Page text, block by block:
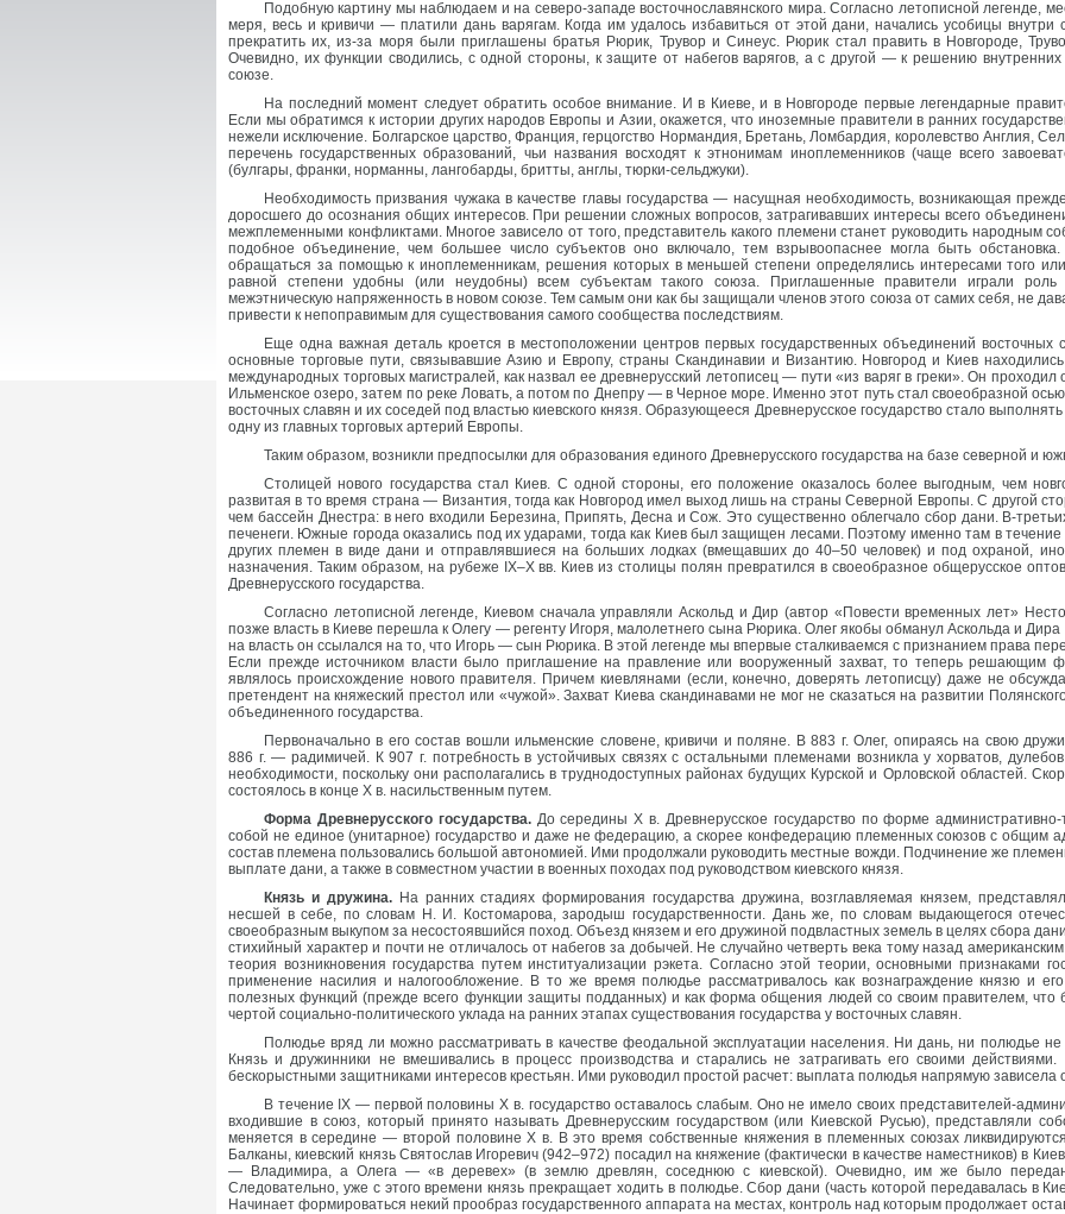
Подобную картину мы наблюдаем и на северо-западе восточнославянского мира. Согласно летописной легенде,
меря, весь и кривичи — платили дань варягам. Когда им удалось избавиться от этой дани, начались усобицы
прекратить их, из-за моря были приглашены братья Рюрик, Трувор и Синеус. Рюрик стал править в Новгороде,
Очевидно, их функции сводились, с одной стороны, к защите от набегов варягов, а с другой — к решению
союзе.
На последний момент следует обратить особое внимание. И в Киеве, и в Новгороде первые легендарные
Если мы обратимся к истории других народов Европы и Азии, окажется, что иноземные правители в ранних
нежели исключение. Болгарское царство, Франция, герцогство Нормандия, Бретань, Ломбардия, королевство Англия,
перечень государственных образований, чьи названия восходят к этнонимам иноплеменников (чаще всего
(булгары, франки, норманны, лангобарды, бритты, англы, тюрки-сельджуки).
Необходимость призвания чужака в качестве главы государства — насущная необходимость, возникающая
доросшего до осознания общих интересов. При решении сложных вопросов, затрагивавших интересы всего
межплеменными конфликтами. Многое зависело от того, представитель какого племени станет руководить народным
подобное объединение, чем большее число субъектов оно включало, тем взрывоопаснее могла быть
обращаться за помощью к иноплеменникам, решения которых в меньшей степени определялись интересами того
равной степени удобны (или неудобны) всем субъектам такого союза. Приглашенные правители играли роль
межэтническую напряженность в новом союзе. Тем самым они как бы защищали членов этого союза от самих себя, не
привести к непоправимым для существования самого сообщества последствиям.
Еще одна важная деталь кроется в местоположении центров первых государственных объединений восточных
основные торговые пути, связывавшие Азию и Европу, страны Скандинавии и Византию. Новгород и Киев
международных торговых магистралей, как назвал ее древнерусский летописец — пути «из варяг в греки». Он проходил
Ильменское озеро, затем по реке Ловать, а потом по Днепру — в Черное море. Именно этот путь стал своеобразной
восточных славян и их соседей под властью киевского князя. Образующееся Древнерусское государство стало
одну из главных торговых артерий Европы.
Таким образом, возникли предпосылки для образования единого Древнерусского государства на базе северной и
Столицей нового государства стал Киев. С одной стороны, его положение оказалось более выгодным, чем
развитая в то время страна — Византия, тогда как Новгород имел выход лишь на страны Северной Европы. С другой
чем бассейн Днестра: в него входили Березина, Припять, Десна и Сож. Это существенно облегчало сбор дани. В-
печенеги. Южные города оказались под их ударами, тогда как Киев был защищен лесами. Поэтому именно там в
других племен в виде дани и отправлявшиеся на больших лодках (вмещавших до 40–50 человек) и под охраной,
назначения. Таким образом, на рубеже IX–X вв. Киев из столицы полян превратился в своеобразное общерусское
Древнерусского государства.
Согласно летописной легенде, Киевом сначала управляли Аскольд и Дир (автор «Повести временных лет»
позже власть в Киеве перешла к Олегу — регенту Игоря, малолетнего сына Рюрика. Олег якобы обманул Аскольда и
на власть он ссылался на то, что Игорь — сын Рюрика. В этой легенде мы впервые сталкиваемся с признанием права
Если прежде источником власти было приглашение на правление или вооруженный захват, то теперь решающим
являлось происхождение нового правителя. Причем киевлянами (если, конечно, доверять летописцу) даже не
претендент на княжеский престол или «чужой». Захват Киева скандинавами не мог не сказаться на развитии
объединенного государства.
Первоначально в его состав вошли ильменские словене, кривичи и поляне. В 883 г. Олег, опираясь на свою
886 г. — радимичей. К 907 г. потребность в устойчивых связях с остальными племенами возникла у хорватов,
необходимости, поскольку они располагались в труднодоступных районах будущих Курской и Орловской областей.
состоялось в конце X в. насильственным путем.
Форма Древнерусского государства.До середины X в. Древнерусское государство по форме административно-
собой не единое (унитарное) государство и даже не федерацию, а скорее конфедерацию племенных союзов с общим
состав племена пользовались большой автономией. Ими продолжали руководить местные вожди. Подчинение же
выплате дани, а также в совместном участии в военных походах под руководством киевского князя.
Князь и дружина.На ранних стадиях формирования государства дружина, возглавляемая князем,
несшей в себе, по словам Н. И. Костомарова, зародыш государственности. Дань же, по словам выдающегося
своеобразным выкупом за несостоявшийся поход. Объезд князем и его дружиной подвластных земель в целях сбора
стихийный характер и почти не отличалось от набегов за добычей. Не случайно четверть века тому назад
теория возникновения государства путем институализации рэкета. Согласно этой теории, основными признаками
применение насилия и налогообложение. В то же время полюдье рассматривалось как вознаграждение князю и
полезных функций (прежде всего функции защиты подданных) и как форма общения людей со своим правителем,
чертой социально-политического уклада на ранних этапах существования государства у восточных славян.
Полюдье вряд ли можно рассматривать в качестве феодальной эксплуатации населения. Ни дань, ни полюдье
Князь и дружинники не вмешивались в процесс производства и старались не затрагивать его своими
бескорыстными защитниками интересов крестьян. Ими руководил простой расчет: выплата полюдья напрямую зависела
В течение IX — первой половины X в. государство оставалось слабым. Оно не имело своих представителей-
входившие в союз, который принято называть Древнерусским государством (или Киевской Русью), представляли
меняется в середине — второй половине X в. В это время собственные княжения в племенных союзах
Балканы, киевский князь Святослав Игоревич (942–972) посадил на княжение (фактически в качестве наместников) в
— Владимира, а Олега — «в деревех» (в землю древлян, соседнюю с киевской). Очевидно, им же было
Следовательно, уже с этого времени князь прекращает ходить в полюдье. Сбор дани (часть которой передавалась в
Начинает формироваться некий прообраз государственного аппарата на местах, контроль над которым продолжает